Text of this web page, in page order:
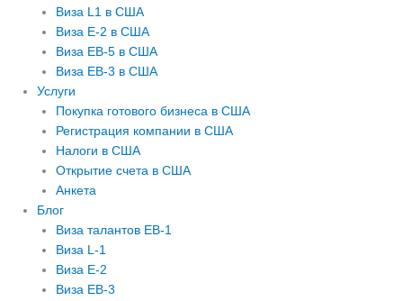
a
m
Виза L1 в США
Виза E-2 в США
Виза EB-5 в США
Виза EB-3 в США
Услуги
Покупка готового бизнеса в США
Регистрация компании в США
Налоги в США
Открытие счета в США
Анкета
Блог
Виза талантов EB-1
Виза L-1
Виза E-2
Виза EB-3